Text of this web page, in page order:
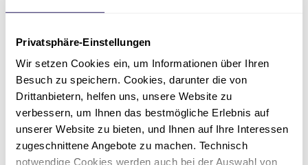
Privatsphäre-Einstellungen
Wir setzen Cookies ein, um Informationen über Ihren
Besuch zu speichern. Cookies, darunter die von
Drittanbietern, helfen uns, unsere Website zu
verbessern, um Ihnen das bestmögliche Erlebnis auf
unserer Website zu bieten, und Ihnen auf Ihre Interessen
zugeschnittene Angebote zu machen. Technisch
notwendige Cookies werden auch bei der Auswahl von
Leitung Physiotherapie
Stephanie Müller
EGZB
030 4594-2062